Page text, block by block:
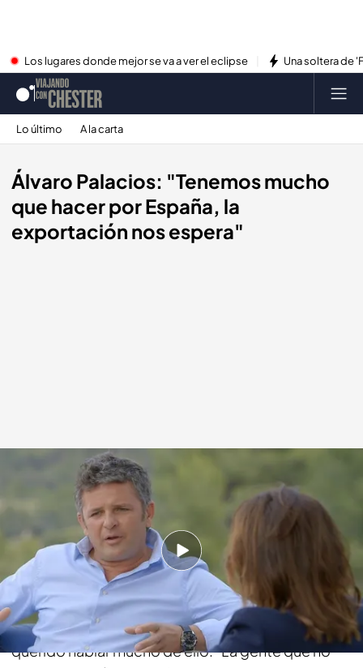
Los lugares donde mejor se va a ver el eclipse Una soltera de
Lo último A la carta
Álvaro Palacios: "Tenemos mucho
que hacer por España, la
exportación nos espera"
06 JUL 2015 - 00:30h.
Compartir
A pesar de que Pepa Bueno le ha preguntado su
opinión de los políticos, Álvaro Palacios no ha
querido hablar mucho de ello: "La gente que no